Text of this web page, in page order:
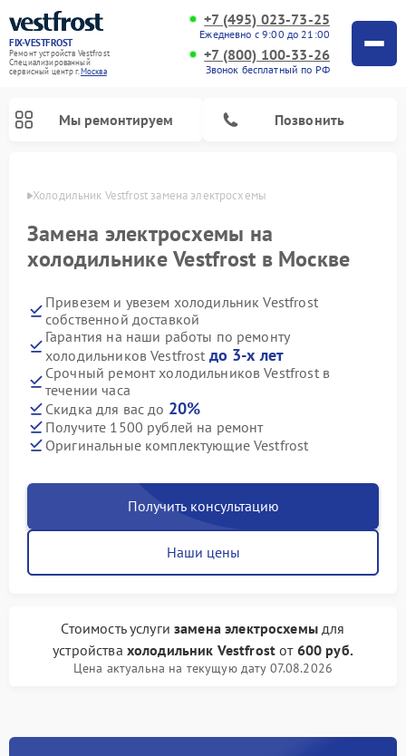
FIX-VESTFROST
Ремонт устройств Vestfrost
Специализированный
cервисный центр г.Москва
+7 (495) 023-73-25
Ежедневно с 9:00 до 21:00
+7 (800) 100-33-26
Звонок бесплатный по РФ
Мы ремонтируем Позвонить
Холодильник Vestfrost замена электросхемы
Замена электросхемы на
холодильнике Vestfrost в Москве
Привезем и увезем холодильник Vestfrost
собственной доставкой
Гарантия на наши работы по ремонту
холодильников Vestfrost до 3-х лет
Срочный ремонт холодильников Vestfrost в
течении часа
Скидка для вас до 20%
Получите 1500 рублей на ремонт
Оригинальные комплектующие Vestfrost
Получить консультацию
Наши цены
Стоимость услугизамена электросхемыдля
устройства холодильник Vestfrost от 600 руб.
Цена актуальна на текущую дату 07.08.2026